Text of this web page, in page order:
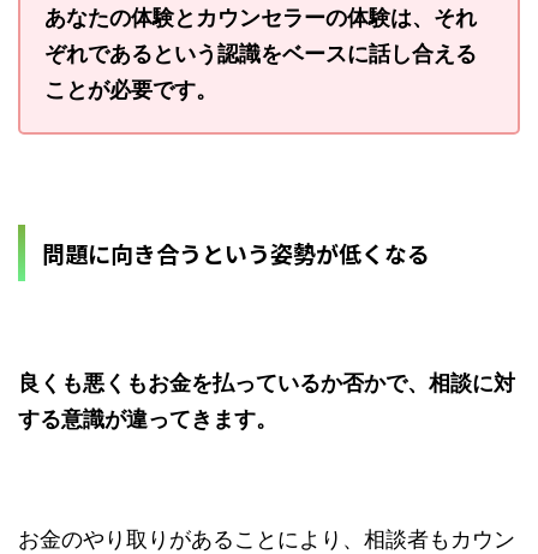
あなたの体験とカウンセラーの体験は、それ
ぞれであるという認識をベースに話し合える
ことが必要です。
問題に向き合うという姿勢が低くなる
良くも悪くもお金を払っているか否かで、相談に対
する意識が違ってきます。
お金のやり取りがあることにより、相談者もカウン